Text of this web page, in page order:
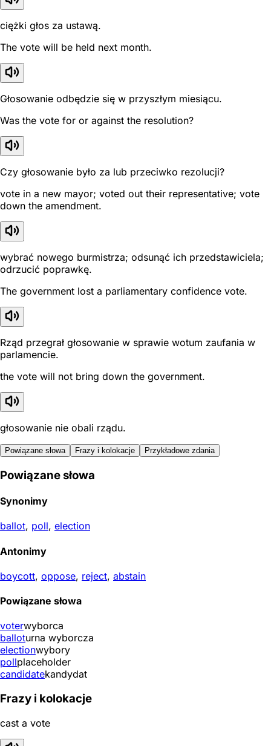
ciężki głos za ustawą.
The vote will be held next month.
Głosowanie odbędzie się w przyszłym miesiącu.
Was the vote for or against the resolution?
Czy głosowanie było za lub przeciwko rezolucji?
vote in a new mayor; voted out their representative; vote
down the amendment.
wybrać nowego burmistrza; odsunąć ich przedstawiciela;
odrzucić poprawkę.
The government lost a parliamentary confidence vote.
Rząd przegrał głosowanie w sprawie wotum zaufania w
parlamencie.
the vote will not bring down the government.
głosowanie nie obali rządu.
Powiązane słowa Frazy i kolokacje Przykładowe zdania
Powiązane słowa
Synonimy
ballot, poll, election
Antonimy
boycott, oppose, reject, abstain
Powiązane słowa
voterwyborca
balloturna wyborcza
electionwybory
pollplaceholder
candidatekandydat
Frazy i kolokacje
cast a vote